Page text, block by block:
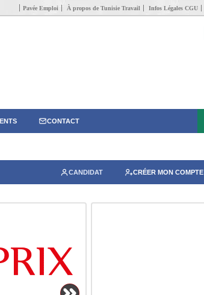
Pavée Emploi À propos de Tunisie Travail Infos Légales CGU
CONTACT
CANDIDAT CRÉER MON COMPTE